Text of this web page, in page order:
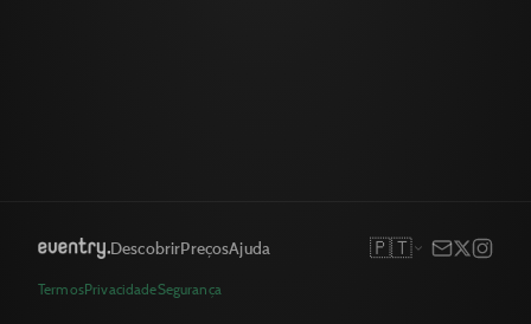
DescobrirPreçosAjuda 🇵🇹
TermosPrivacidadeSegurança